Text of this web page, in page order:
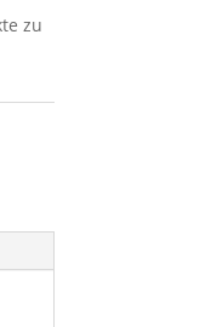
zu